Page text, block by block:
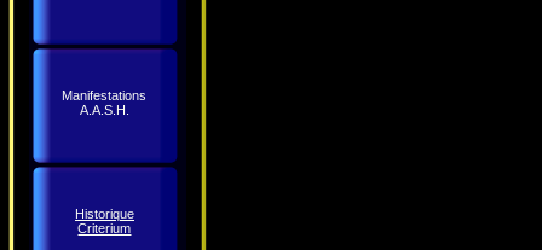
Manifestations
A.A.S.H.
Historique
Criterium